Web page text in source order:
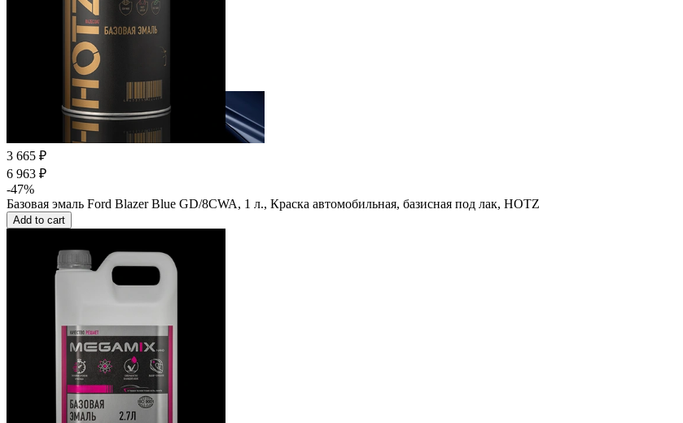
3 665 ₽
6 963 ₽
-47%
Базовая эмаль Ford Blazer Blue GD/8CWA, 1 л., Краска автомобильная, базисная под лак, HOTZ
Add to cart